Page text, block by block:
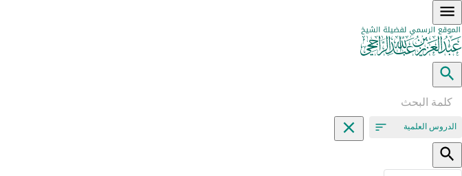
الدروس العلمية